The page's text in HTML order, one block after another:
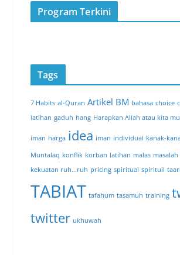
Program Terkini
Tags
7 Habits al-Quran Artikel BM bahasa choice
latihan gaduh hang Harapkan Allah atau kita
iman harga idea iman individual kanak-
Muntalaq konflik korban latihan malas masalah
kekuatan ruh...ruh pricing spiritual spirituil
TABIAT tafahum tasamuh training
twitter ukhuwah